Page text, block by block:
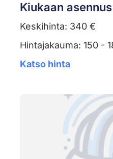
Kiukaan asennus
Keskihinta: 340 €
Hintajakauma: 150 -
Katso hinta